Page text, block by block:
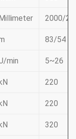
2000/
83/54
min 5~26
220
220
320